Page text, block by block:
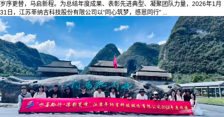
岁序更替，马启新程。为总结年度成果、表彰先进典型、凝聚团队力量，2026年1月
31日，江苏莘纳吉科技股份有限公司以“同心筑梦，感恩同行” ...